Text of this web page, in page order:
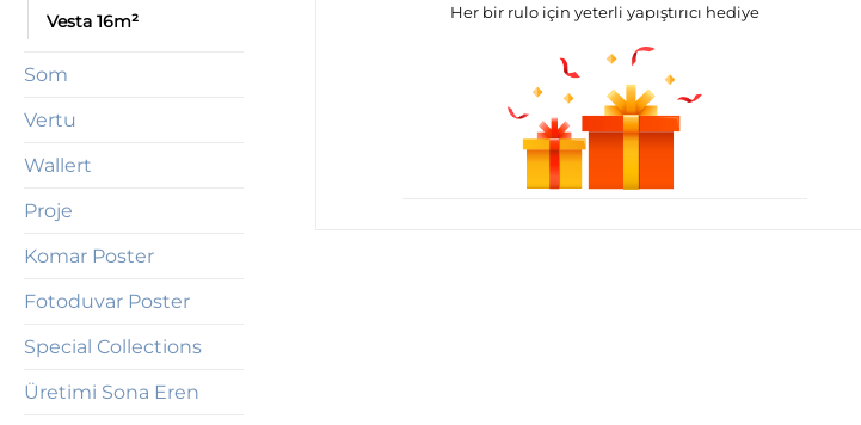
Vesta 16m²
Som
Vertu
Wallert
Proje
Komar Poster
Fotoduvar Poster
Special Collections
Üretimi Sona Eren
Her bir rulo için yeterli yapıştırıcı hediye